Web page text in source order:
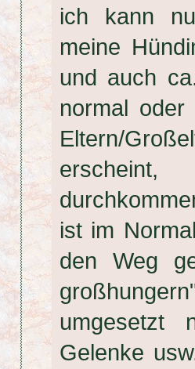
ich kann
meine
und auch
normal
Eltern/
ist im
den Weg
umgesetzt
Gelenke